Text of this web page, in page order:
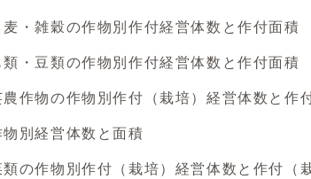
雑穀の作物別作付経営体数と作付面積
豆類の作物別作付経営体数と作付面積
物の作物別作付（栽培）経営体数と作
経営体数と面積
作物別作付（栽培）経営体数と作付（